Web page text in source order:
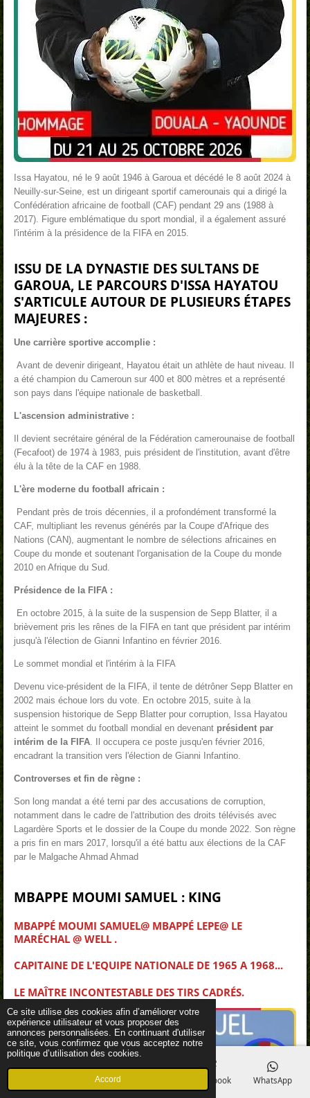
Ce site utilise des cookies afin d’améliorer votre
expérience utilisateur et vous proposer des
annonces personnalisées. En continuant d'utiliser
ce site, vous confirmez que vous acceptez notre
politique d’utilisation des cookies.
Accord
Issa Hayatou, né le 9 août 1946 à Garoua et décédé le 8 août 2024 à
Neuilly-sur-Seine, est un dirigeant sportif camerounais qui a dirigé la
Confédération africaine de football (CAF) pendant 29 ans (1988 à
2017). Figure emblématique du sport mondial, il a également assuré
l'intérim à la présidence de la FIFA en 2015.
ISSU DE LA DYNASTIE DES SULTANS DE
GAROUA, LE PARCOURS D'ISSA HAYATOU
S'ARTICULE AUTOUR DE PLUSIEURS ÉTAPES
MAJEURES :
Une carrière sportive accomplie :
Avant de devenir dirigeant, Hayatou était un athlète de haut niveau. Il
a été champion du Cameroun sur 400 et 800 mètres et a représenté
son pays dans l'équipe nationale de basketball.
L'ascension administrative :
Il devient secrétaire général de la Fédération camerounaise de football
(Fecafoot) de 1974 à 1983, puis président de l'institution, avant d'être
élu à la tête de la CAF en 1988.
L'ère moderne du football africain :
Pendant près de trois décennies, il a profondément transformé la
CAF, multipliant les revenus générés par la Coupe d'Afrique des
Nations (CAN), augmentant le nombre de sélections africaines en
Coupe du monde et soutenant l'organisation de la Coupe du monde
2010 en Afrique du Sud.
Présidence de la FIFA :
En octobre 2015, à la suite de la suspension de Sepp Blatter, il a
brièvement pris les rênes de la FIFA en tant que président par intérim
jusqu'à l'élection de Gianni Infantino en février 2016.
Le sommet mondial et l'intérim à la FIFA
Devenu vice-président de la FIFA, il tente de détrôner Sepp Blatter en
2002 mais échoue lors du vote. En octobre 2015, suite à la
suspension historique de Sepp Blatter pour corruption, Issa Hayatou
atteint le sommet du football mondial en devenant président par
intérim de la FIFA. Il occupera ce poste jusqu'en février 2016,
encadrant la transition vers l'élection de Gianni Infantino.
Controverses et fin de règne :
Son long mandat a été terni par des accusations de corruption,
notamment dans le cadre de l'attribution des droits télévisés avec
Lagardère Sports et le dossier de la Coupe du monde 2022. Son règne
a pris fin en mars 2017, lorsqu'il a été battu aux élections de la CAF
par le Malgache Ahmad Ahmad
MBAPPE MOUMI SAMUEL : KING
MBAPPÉ MOUMI SAMUEL@ MBAPPÉ LEPE@ LE
MARÉCHAL @ WELL .
CAPITAINE DE L'EQUIPE NATIONALE DE 1965 A 1968...
LE MAÎTRE INCONTESTABLE DES TIRS CADRÉS.
Téléphone Facebook WhatsApp